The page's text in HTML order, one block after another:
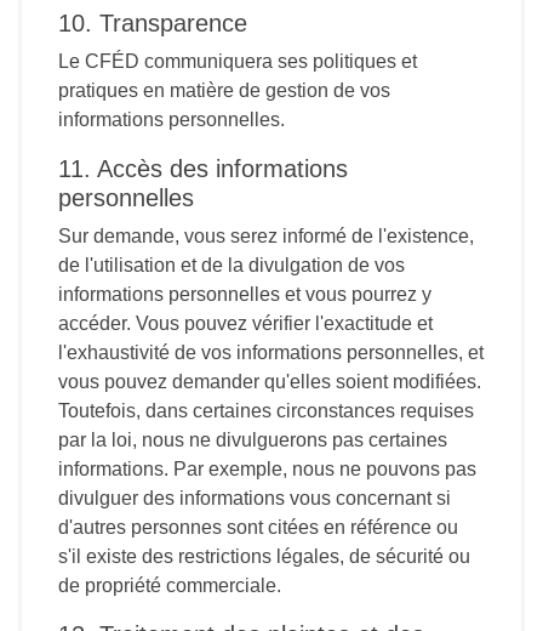
10. Transparence
Le CFÉD communiquera ses politiques et
pratiques en matière de gestion de vos
informations personnelles.
11. Accès des informations
personnelles
Sur demande, vous serez informé de l'existence,
de l'utilisation et de la divulgation de vos
informations personnelles et vous pourrez y
accéder. Vous pouvez vérifier l'exactitude et
l'exhaustivité de vos informations personnelles, et
vous pouvez demander qu'elles soient modifiées.
Toutefois, dans certaines circonstances requises
par la loi, nous ne divulguerons pas certaines
informations. Par exemple, nous ne pouvons pas
divulguer des informations vous concernant si
d'autres personnes sont citées en référence ou
s'il existe des restrictions légales, de sécurité ou
de propriété commerciale.